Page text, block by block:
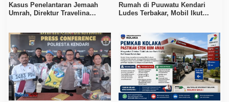
Kasus Penelantaran Jemaah
Umrah, Direktur Travelina
Rumah di Puuwatu Kendari
Ludes Terbakar, Mobil Ikut